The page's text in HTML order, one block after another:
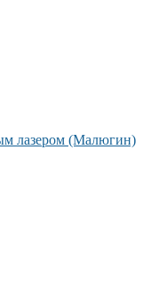
лазером (Малюгин)